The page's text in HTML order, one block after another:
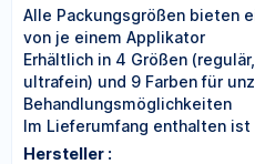
Alle Packungsgrößen bieten
von je einem Applikator
Erhältlich in 4 Größen
ultrafein) und 9 Farben für
Behandlungsmöglichkeiten
Im Lieferumfang enthalten
Hersteller :